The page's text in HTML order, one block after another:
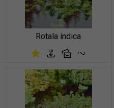
Rotala indica